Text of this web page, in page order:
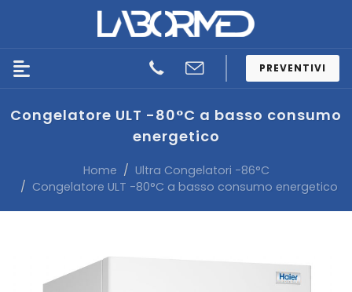
PREVENTIVI
Congelatore ULT -80°C a basso consumo
energetico
Home
Ultra Congelatori -86°C
Congelatore ULT -80°C a basso consumo energetico